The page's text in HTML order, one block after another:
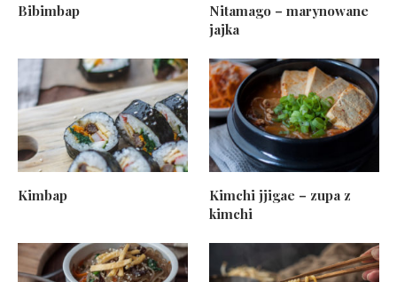
Bibimbap
Nitamago – marynowane
jajka
Kimbap
Kimchi jjigae – zupa z
kimchi